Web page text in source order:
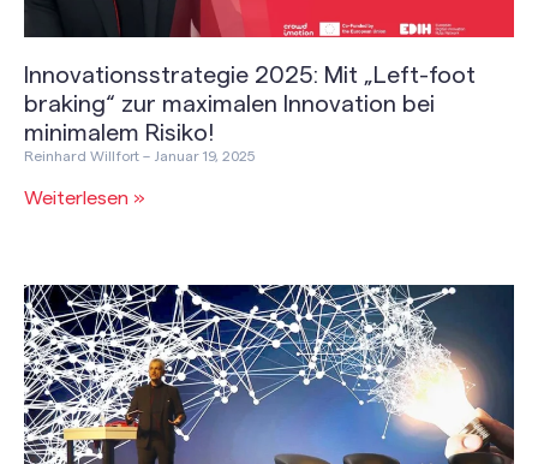
Innovationsstrategie 2025: Mit „Left-foot
braking“ zur maximalen Innovation bei
minimalem Risiko!
Reinhard Willfort Januar 19, 2025
Weiterlesen »